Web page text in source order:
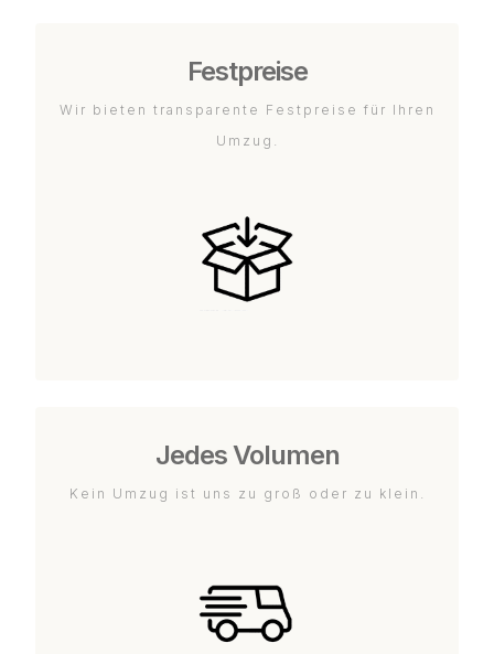
Festpreise
Wir bieten transparente Festpreise für Ihren
Umzug.
Jedes Volumen
Kein Umzug ist uns zu groß oder zu klein.